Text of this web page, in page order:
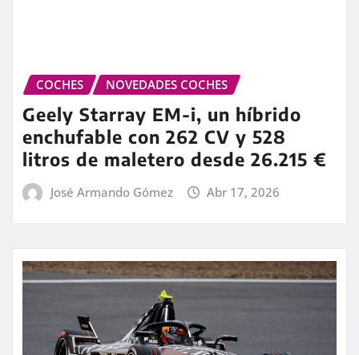
COCHES NOVEDADES COCHES
Geely Starray EM-i, un híbrido
enchufable con 262 CV y 528
litros de maletero desde 26.215 €
José Armando Gómez Abr 17, 2026